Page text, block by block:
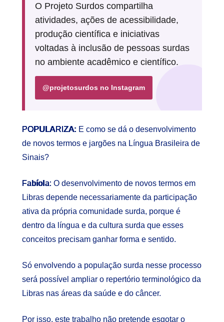
O Projeto Surdos compartilha
atividades, ações de acessibilidade,
produção científica e iniciativas
voltadas à inclusão de pessoas surdas
no ambiente acadêmico e científico.
@projetosurdos no Instagram
POPULARIZA: E como se dá o desenvolvimento
de novos termos e jargões na Língua Brasileira de
Sinais?
Fabíola: O desenvolvimento de novos termos em
Libras depende necessariamente da participação
ativa da própria comunidade surda, porque é
dentro da língua e da cultura surda que esses
conceitos precisam ganhar forma e sentido.
Só envolvendo a população surda nesse processo
será possível ampliar o repertório terminológico da
Libras nas áreas da saúde e do câncer.
Por isso, este trabalho não pretende esgotar o